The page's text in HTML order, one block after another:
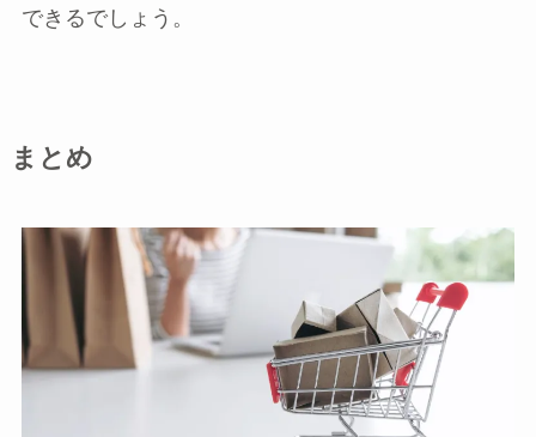
できるでしょう。
まとめ